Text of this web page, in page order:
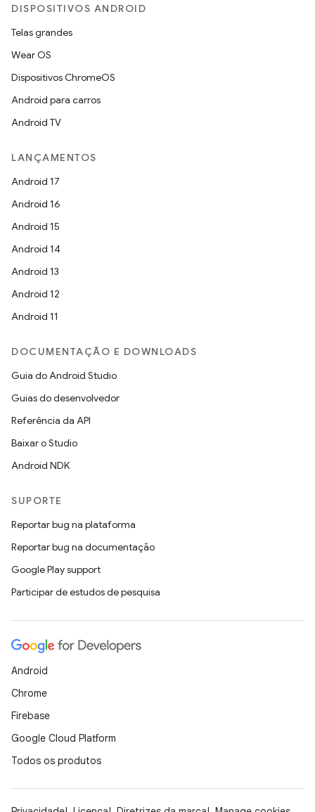
DISPOSITIVOS ANDROID
Telas grandes
Wear OS
Dispositivos ChromeOS
Android para carros
Android TV
LANÇAMENTOS
Android 17
Android 16
Android 15
Android 14
Android 13
Android 12
Android 11
DOCUMENTAÇÃO E DOWNLOADS
Guia do Android Studio
Guias do desenvolvedor
Referência da API
Baixar o Studio
Android NDK
SUPORTE
Reportar bug na plataforma
Reportar bug na documentação
Google Play support
Participar de estudos de pesquisa
Android
Chrome
Firebase
Google Cloud Platform
Todos os produtos